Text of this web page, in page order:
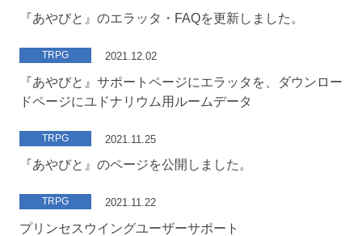
『あやびと』のエラッタ・FAQを更新しました。
TRPG 2021.12.02
『あやびと』サポートページにエラッタを、ダウンロー
ドページにユドナリウム用ルームデータ
TRPG 2021.11.25
『あやびと』のページを公開しました。
TRPG 2021.11.22
プリンセスウイングユーザーサポート